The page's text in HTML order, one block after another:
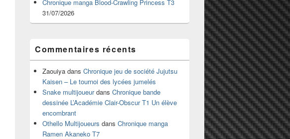
Chronique manga Blood-Crawling Princess T3
31/07/2026
Commentaires récents
Zaouiya dans Chronique jeu de société Jujutsu
Kaisen – Le tournoi des lycées jumelés
Snake multijoueurdans Chronique bande
dessinée L’Académie Clair-Obscur T1 Un élève
encombrant
Othello Multijoueurs dans Chronique manga
Ramen Akaneko T7